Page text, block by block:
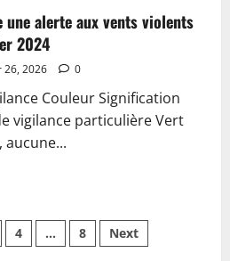
une alerte aux vents violents
2024
26, 2026 0
Couleur Signification
vigilance particulière Vert
4 … 8 Next